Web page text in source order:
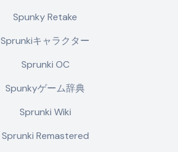
Spunky Retake
Sprunkiキャラクター
Sprunki OC
Spunkyゲーム辞典
Sprunki Wiki
Sprunki Remastered